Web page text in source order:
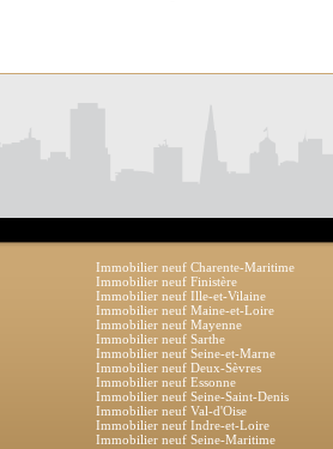
Immobilier neuf Charente-Maritime
Immobilier neuf Finistère
Immobilier neuf Ille-et-Vilaine
Immobilier neuf Maine-et-Loire
Immobilier neuf Mayenne
Immobilier neuf Sarthe
Immobilier neuf Seine-et-Marne
Immobilier neuf Deux-Sèvres
Immobilier neuf Essonne
Immobilier neuf Seine-Saint-Denis
Immobilier neuf Val-d'Oise
Immobilier neuf Indre-et-Loire
Immobilier neuf Seine-Maritime